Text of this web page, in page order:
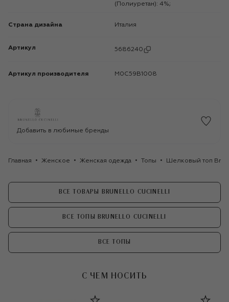
(Полиуретан): 4%;
Страна дизайна Италия
Артикул 5686240
Артикул производителя M0C59B1008
Добавить в любимые бренды
Главная Женское Женская одежда Топы Шелковый топ
ВСЕ ТОВАРЫ BRUNELLO CUCINELLI
ВСЕ ТОПЫ BRUNELLO CUCINELLI
ВСЕ ТОПЫ
С ЧЕМ НОСИТЬ